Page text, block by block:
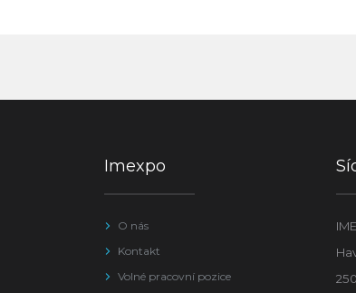
Imexpo
O nás
Kontakt
Volné pracovní pozice